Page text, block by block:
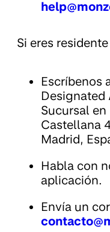
Si eres
Escríbenos
Sucursal en
Castellana
Madrid,
Habla con
aplicación.
Envía un